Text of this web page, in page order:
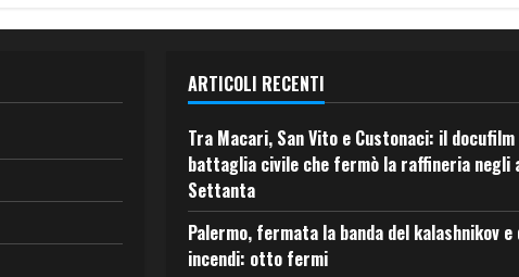
ARTICOLI RECENTI
Tra Macari, San Vito e Custonaci: il
battaglia civile che fermò la raffineria negli
Settanta
Palermo, fermata la banda del kalashnikov e
incendi: otto fermi